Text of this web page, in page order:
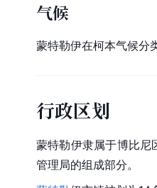
气候
蒙特勒伊在柯本气候分
行政区划
蒙特勒伊隶属于博比尼
管理局的组成部分。